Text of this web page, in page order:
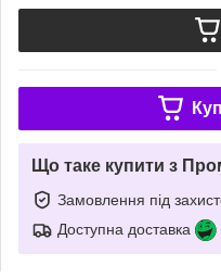
Що таке купити з
Замовлення під
Доступна доставка